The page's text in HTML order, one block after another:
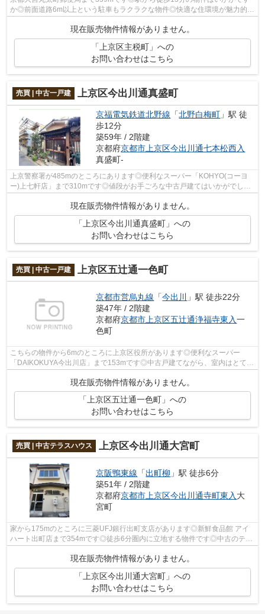
か◎前面道路6m以上という駐車もラクラクな物件◎快適な住環境が魅力的な
現在販売物件情報がありません。
「上京区主税町」への
お問い合わせはこちら
売買 | 中古一戸建 上京区今出川通真盛町
京福電気鉄道北野線 「北野白梅町 」駅 徒
歩12分
築59年 / 2階建
京都府京都市上京区今出川通七本松西入
真盛町-
上京警察署が485mのところにあります◎便利なスーパー「KOHYO(コーヨ
ー)上七軒店」まで310mです◎値段がお手ごろな中古戸建てはいかがでしょ
うか◎駅まで徒歩12分の物件です◎不動産をお探...
現在販売物件情報がありません。
「上京区今出川通真盛町」への
お問い合わせはこちら
売買 | 中古一戸建 上京区五辻通一色町
京都市営烏丸線 「今出川 」駅 徒歩22分
築47年 / 2階建
京都府京都市上京区五辻通浄福寺東入一
色町
こちらの物件から6mのところに上京区役所があります◎便利なスーパー
「DAIKOKUYA今出川店」まで153mです◎中古戸建てながら、室内はとても
きれいです◎不動産探しで重視しているポイント...
現在販売物件情報がありません。
「上京区五辻通一色町」への
お問い合わせはこちら
売買 | 中古テラスハウス 上京区今出川通大宮町
京阪鴨東線 「出町柳 」駅 徒歩6分
築51年 / 2階建
京都府京都市上京区今出川通寺町東入大
宮町
家から175mのところに三菱UFJ銀行出町支店があります◎新鮮食品館 アイ
ハート出町店まで354mです◎徒歩6分圏内に立地する物件です◎中古のテラ
現在販売物件情報がありません。
「上京区今出川通大宮町」への
お問い合わせはこちら